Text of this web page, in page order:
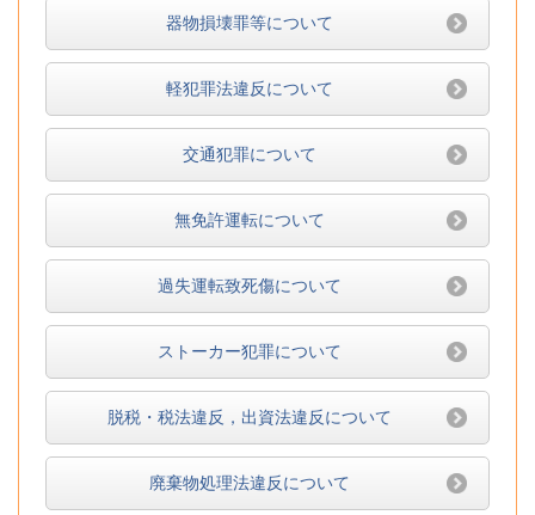
器物損壊罪等について
軽犯罪法違反について
交通犯罪について
無免許運転について
過失運転致死傷について
ストーカー犯罪について
脱税・税法違反，出資法違反について
廃棄物処理法違反について